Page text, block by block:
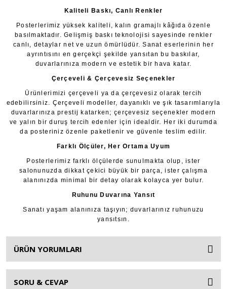
Kaliteli Baskı, Canlı Renkler
Posterlerimiz yüksek kaliteli, kalın gramajlı kâğıda özenle
basılmaktadır. Gelişmiş baskı teknolojisi sayesinde renkler
canlı, detaylar net ve uzun ömürlüdür. Sanat eserlerinin her
ayrıntısını en gerçekçi şekilde yansıtan bu baskılar,
duvarlarınıza modern ve estetik bir hava katar.
Çerçeveli & Çerçevesiz Seçenekler
Ürünlerimizi çerçeveli ya da çerçevesiz olarak tercih
edebilirsiniz. Çerçeveli modeller, dayanıklı ve şık tasarımlarıyla
duvarlarınıza prestij katarken; çerçevesiz seçenekler modern
ve yalın bir duruş tercih edenler için idealdir. Her iki durumda
da posteriniz özenle paketlenir ve güvenle teslim edilir.
Farklı Ölçüler, Her Ortama Uyum
Posterlerimiz farklı ölçülerde sunulmakta olup, ister
salonunuzda dikkat çekici büyük bir parça, ister çalışma
alanınızda minimal bir detay olarak kolayca yer bulur.
Ruhunu Duvarına Yansıt
Sanatı yaşam alanınıza taşıyın; duvarlarınız ruhunuzu
yansıtsın.
ÜRÜN YORUMLARI
SORU & CEVAP